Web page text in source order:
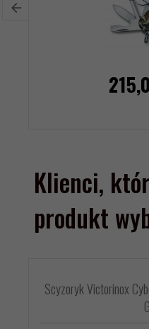
215,
Klienci,
produkt
Scyzoryk Victorinox